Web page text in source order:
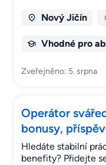
Nový Jičín
Vhodné pro
Zveřejněno: 5. srpna
Operátor
bonusy,
Hledáte stabilní
benefity? Přidejte